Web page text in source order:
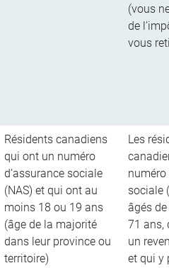
(vous
de
vous
Résidents canadiens
qui ont un numéro
d’assurance sociale
(NAS) et qui ont au
moins 18 ou 19 ans
(âge de la majorité
dans leur province ou
territoire)
Les
numéro
sociale
âgés
71 ans,
un
et qui y